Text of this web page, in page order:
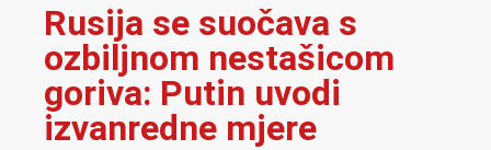
Rusija se suočava s
ozbiljnom nestašicom
goriva: Putin uvodi
izvanredne mjere